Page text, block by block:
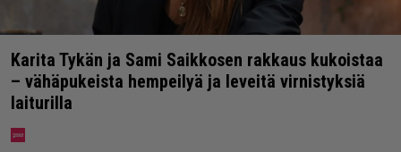
Karita Tykän ja Sami Saikkosen rakkaus kukoistaa
– vähäpukeista hempeilyä ja leveitä virnistyksiä
laiturilla